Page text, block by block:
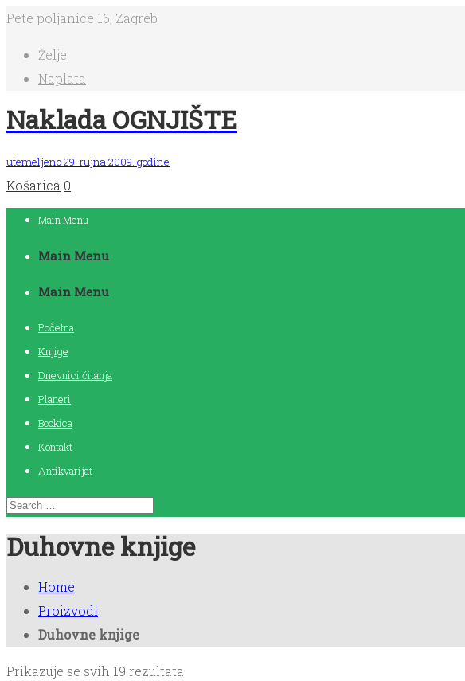
Pete poljanice 16, Zagreb
Želje
Naplata
Naklada OGNJIŠTE
utemeljeno 29. rujna 2009. godine
Košarica 0
Main Menu
Main Menu
Main Menu
Početna
Knjige
Dnevnici čitanja
Planeri
Bookica
Kontakt
Antikvarijat
Duhovne knjige
Home
Proizvodi
Duhovne knjige
Prikazuje se svih 19 rezultata